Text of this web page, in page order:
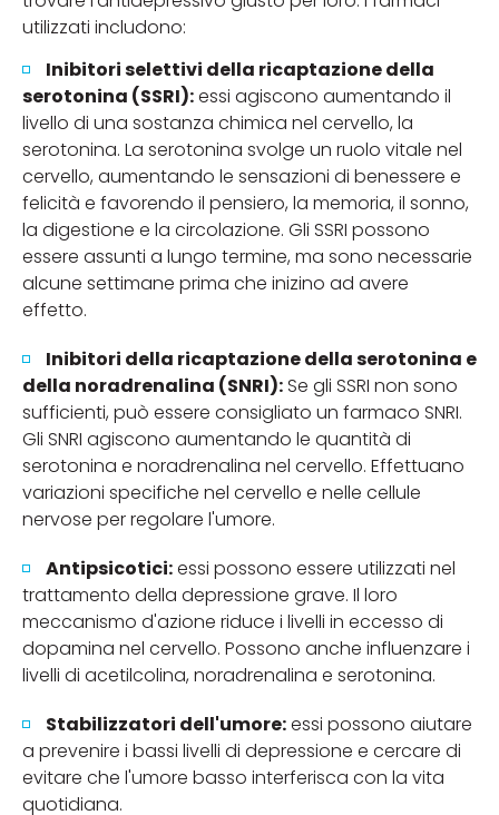
utilizzati includono:
Inibitori selettivi della ricaptazione della
serotonina (SSRI):essi agiscono aumentando il
livello di una sostanza chimica nel cervello, la
serotonina. La serotonina svolge un ruolo vitale nel
cervello, aumentando le sensazioni di benessere e
felicità e favorendo il pensiero, la memoria, il sonno,
la digestione e la circolazione. Gli SSRI possono
essere assunti a lungo termine, ma sono necessarie
alcune settimane prima che inizino ad avere
effetto.
Inibitori della ricaptazione della serotonina e
della noradrenalina (SNRI): Se gli SSRI non sono
sufficienti, può essere consigliato un farmaco SNRI.
Gli SNRI agiscono aumentando le quantità di
serotonina e noradrenalina nel cervello. Effettuano
variazioni specifiche nel cervello e nelle cellule
nervose per regolare l'umore.
Antipsicotici:essi possono essere utilizzati nel
trattamento della depressione grave. Il loro
meccanismo d'azione riduce i livelli in eccesso di
dopamina nel cervello. Possono anche influenzare i
livelli di acetilcolina, noradrenalina e serotonina.
Stabilizzatori dell'umore:essi possono aiutare
a prevenire i bassi livelli di depressione e cercare di
evitare che l'umore basso interferisca con la vita
quotidiana.